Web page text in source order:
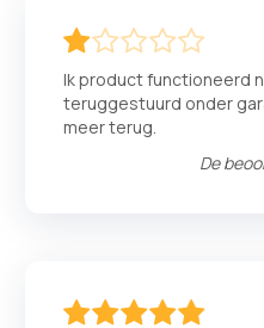
Ik product functioneerd
teruggestuurd onder
meer terug.
De